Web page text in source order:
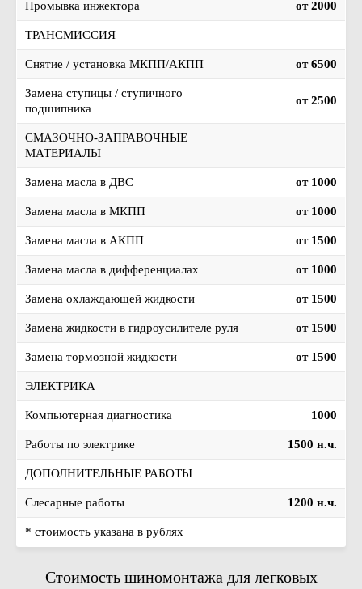
Промывка инжектора от 2000
ТРАНСМИССИЯ
Снятие / установка МКПП/АКПП от 6500
Замена ступицы / ступичного
подшипника
от 2500
СМАЗОЧНО-ЗАПРАВОЧНЫЕ
МАТЕРИАЛЫ
Замена масла в ДВС от 1000
Замена масла в МКПП от 1000
Замена масла в АКПП от 1500
Замена масла в дифференциалах от 1000
Замена охлаждающей жидкости от 1500
Замена жидкости в гидроусилителе руля от 1500
Замена тормозной жидкости от 1500
ЭЛЕКТРИКА
Компьютерная диагностика 1000
Работы по электрике 1500 н.ч.
ДОПОЛНИТЕЛЬНЫЕ РАБОТЫ
Слесарные работы 1200 н.ч.
* стоимость указана в рублях
Стоимость шиномонтажа для легковых